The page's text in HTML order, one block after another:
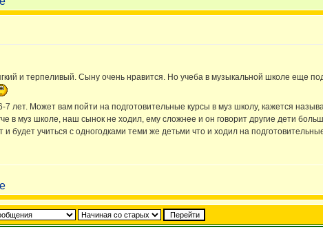
и терпеливый. Сыну очень нравится. Но учеба в музыкальной школе еще
лет. Может вам пойти на подготовительные курсы в муз школу, кажется
в муз школе, наш сынок не ходил, ему сложнее и он говорит другие дети
будет учиться с одногодками теми же детьми что и ходил на